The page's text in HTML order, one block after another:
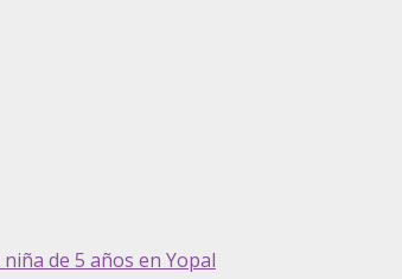
de 5 años en Yopal